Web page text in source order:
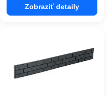
Zobraziť detaily